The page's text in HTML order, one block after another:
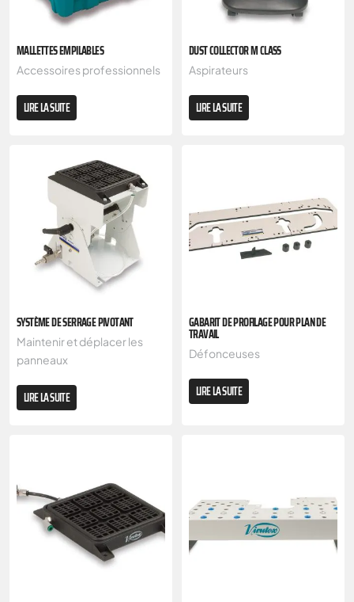
MALLETTES EMPILABLES
Accessoires professionnels
LIRE LA SUITE
DUST COLLECTOR M CLASS
Aspirateurs
LIRE LA SUITE
SYSTÈME DE SERRAGE PIVOTANT
Maintenir et déplacer les
panneaux
LIRE LA SUITE
GABARIT DE PROFILAGE POUR PLAN DE
TRAVAIL
Défonceuses
LIRE LA SUITE